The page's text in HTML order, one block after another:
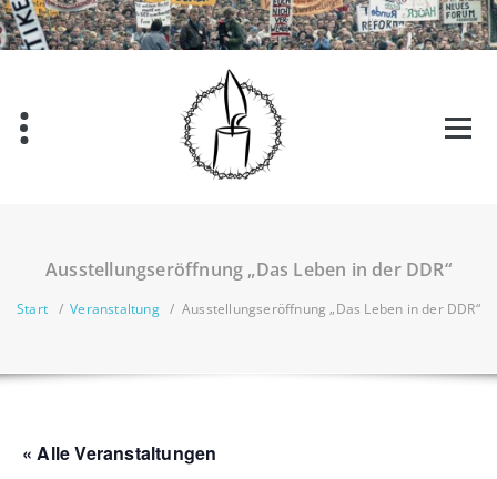
Zum
Inhalt
springen
Ausstellungseröffnung „Das Leben in der DDR“
Start /Veranstaltung/Ausstellungseröffnung „Das Leben in der DDR“
« Alle Veranstaltungen